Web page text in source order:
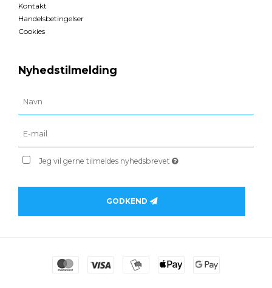
Kontakt
Handelsbetingelser
Cookies
Nyhedstilmelding
Jeg vil gerne tilmeldes nyhedsbrevet
GODKEND